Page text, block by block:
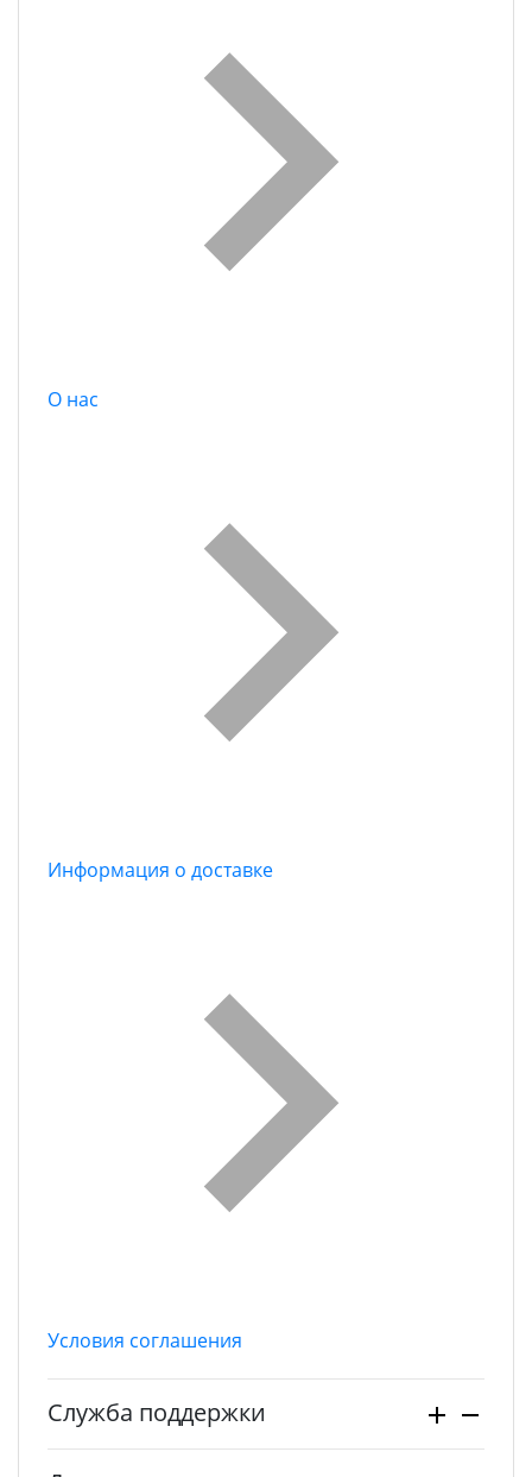
О нас
Информация о доставке
Условия соглашения
Служба поддержки